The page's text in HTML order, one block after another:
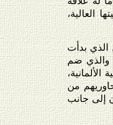
العالية،
الذي بدأت
والذي ضم
من
إلى جانب